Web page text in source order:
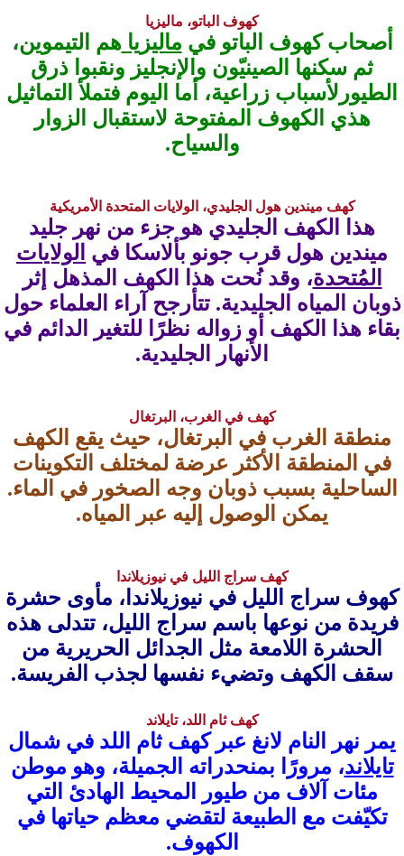
كهوف الباتو، ماليزيا
أصحاب كهوف الباتو في ماليزياهم التيموين،
ثم سكنها الصينيّون والإنجليز ونقبوا ذرق
الطيورلأسباب زراعية، أما اليوم فتملأ التماثيل
هذي الكهوف المفتوحة لاستقبال الزوار
والسياح.
كهف ميندين هول الجليدي، الولايات المتحدة الأمريكية
هذا الكهف الجليدي هو جزء من نهر جليد
ميندين هول قرب جونو بألاسكا في الولايات
المُتحدة، وقد نُحت هذا الكهف المذهل إثر
ذوبان المياه الجليدية. تتأرجح آراء العلماء حول
بقاء هذا الكهف أو زواله نظرًا للتغير الدائم في
الأنهار الجليدية.
كهف في الغرب، البرتغال
منطقة الغرب في البرتغال، حيث يقع الكهف
في المنطقة الأكثر عرضة لمختلف التكوينات
الساحلية بسبب ذوبان وجه الصخور في الماء.
يمكن الوصول إليه عبر المياه.
كهف سراج الليل في نيوزيلاندا
كهوف سراج الليل في نيوزيلاندا، مأوى حشرة
فريدة من نوعها باسم سراج الليل، تتدلى هذه
الحشرة اللامعة مثل الجدائل الحريرية من
سقف الكهف وتضيء نفسها لجذب الفريسة.
كهف ثام اللد، تايلاند
يمر نهر النام لانغ عبر كهف ثام اللد في شمال
تايلاند، مرورًا بمنحدراته الجميلة، وهو موطن
مئات آلاف من طيور المحيط الهادئ التي
تكيّفت مع الطبيعة لتقضي معظم حياتها في
الكهوف.